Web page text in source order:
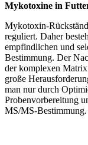
Mykotoxine in
Mykotoxin-
reguliert. Daher
empfindlichen und
Bestimmung. Der
der komplexen
große
man nur durch
Probenvorbereitung
MS/MS-Bestimmung.